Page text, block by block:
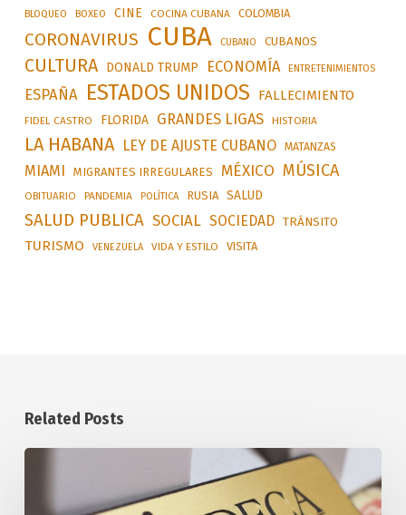
BLOQUEO BOXEO CINE COCINA CUBANA COLOMBIA
CORONAVIRUS CUBA CUBANO CUBANOS
CULTURA DONALD TRUMP ECONOMÍA ENTRETENIMIENTOS
ESPAÑA ESTADOS UNIDOS FALLECIMIENTO
FIDEL CASTRO FLORIDA GRANDES LIGAS HISTORIA
LA HABANA LEY DE AJUSTE CUBANO MATANZAS
MIAMI MIGRANTES IRREGULARES MÉXICO MÚSICA
OBITUARIO PANDEMIA POLÍTICA RUSIA SALUD
SALUD PUBLICA SOCIAL SOCIEDAD TRÁNSITO
TURISMO VENEZUELA VIDA Y ESTILO VISITA
Related Posts